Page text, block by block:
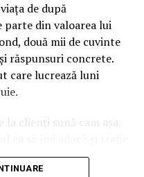
de după
parte din valoarea lui
două mii de cuvinte
răspunsuri concrete.
care lucrează luni
clienți sună cam așa.
Răspunsul
nu în felul în care